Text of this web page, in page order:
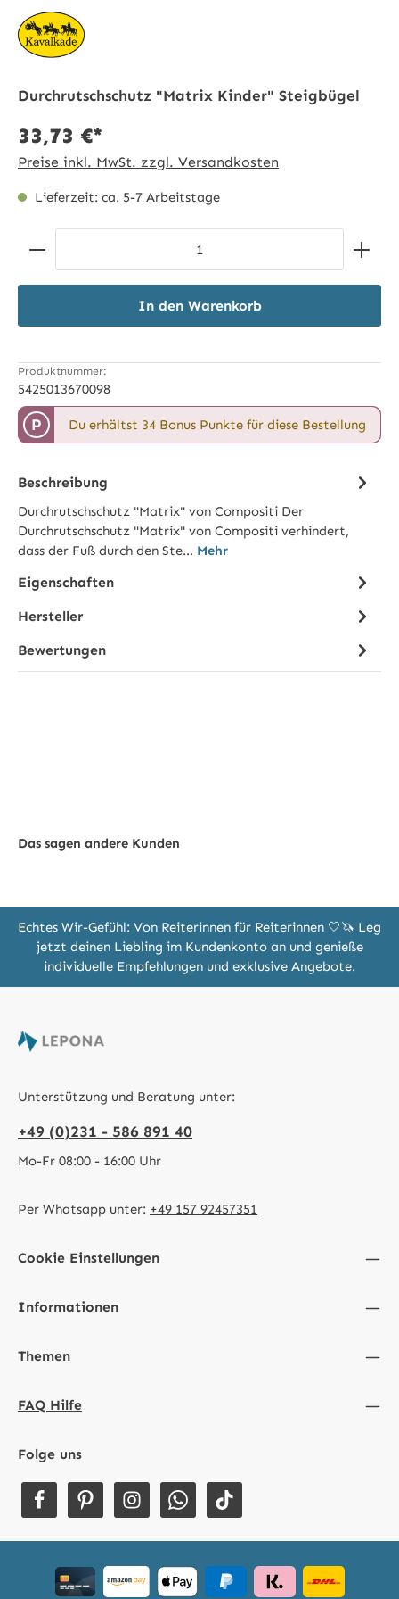
Durchrutschschutz "Matrix Kinder" Steigbügel
33,73 €*
Preise inkl. MwSt. zzgl. Versandkosten
Lieferzeit: ca. 5-7 Arbeitstage
Produkt Anzahl: Gib den gewünschten Wert ein
In den Warenkorb
Produktnummer:
5425013670098
P Du erhältst 34 Bonus Punkte für diese Bestellung
Beschreibung
Durchrutschschutz "Matrix" von Compositi Der
Durchrutschschutz "Matrix" von Compositi verhindert,
dass der Fuß durch den Ste… Mehr
Eigenschaften
Hersteller
Bewertungen
Das sagen andere Kunden
Echtes Wir-Gefühl: Von Reiterinnen für Reiterinnen 🤍🦄 Leg
jetzt deinen Liebling im Kundenkonto an und genieße
individuelle Empfehlungen und exklusive Angebote.
Unterstützung und Beratung unter:
+49 (0)231 - 586 891 40
Mo-Fr 08:00 - 16:00 Uhr
Per Whatsapp unter: +49 157 92457351
Cookie Einstellungen
Informationen
Themen
FAQ Hilfe
Folge uns